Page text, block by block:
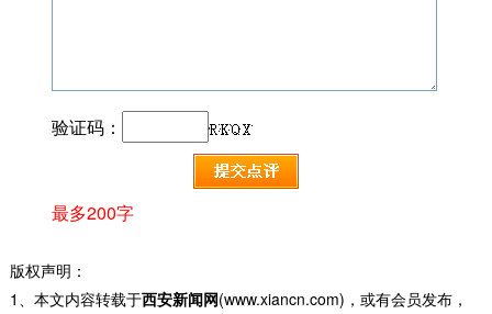
验证码：
最多200字
版权声明：
1、本文内容转载于西安新闻网(www.xiancn.com)，或有会员发布，